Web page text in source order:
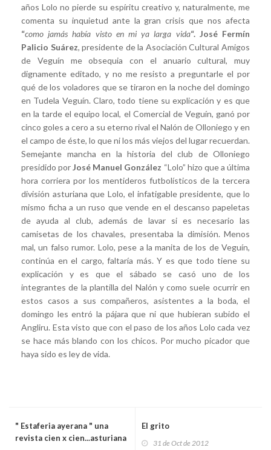
años Lolo no pierde su espíritu creativo y, naturalmente, me
comenta su inquietud ante la gran crisis que nos afecta
“como jamás había visto en mi ya larga vida“. José Fermín
Palicio Suárez, presidente de la Asociación Cultural Amigos
de Veguín me obsequia con el anuario cultural, muy
dignamente editado, y no me resisto a preguntarle el por
qué de los voladores que se tiraron en la noche del domingo
en Tudela Veguín. Claro, todo tiene su explicación y es que
en la tarde el equipo local, el Comercial de Veguín, ganó por
cinco goles a cero a su eterno rival el Nalón de Olloniego y en
el campo de éste, lo que ni los más viejos del lugar recuerdan.
Semejante mancha en la historia del club de Olloniego
presidido porJosé Manuel González “Lolo” hizo que a última
hora corriera por los mentideros futbolísticos de la tercera
división asturiana que Lolo, el infatigable presidente, que lo
mismo ficha a un ruso que vende en el descanso papeletas
de ayuda al club, además de lavar si es necesario las
camisetas de los chavales, presentaba la dimisión. Menos
mal, un falso rumor. Lolo, pese a la manita de los de Veguín,
continúa en el cargo, faltaría más. Y es que todo tiene su
explicación y es que el sábado se casó uno de los
integrantes de la plantilla del Nalón y como suele ocurrir en
estos casos a sus compañeros, asistentes a la boda, el
domingo les entró la pájara que ni que hubieran subido el
Angliru. Esta visto que con el paso de los años Lolo cada vez
se hace más blando con los chicos. Por mucho picador que
haya sido es ley de vida.
" Estaferia ayerana " una
revista cien x cien...asturiana
El grito
31 de Oct de 2012